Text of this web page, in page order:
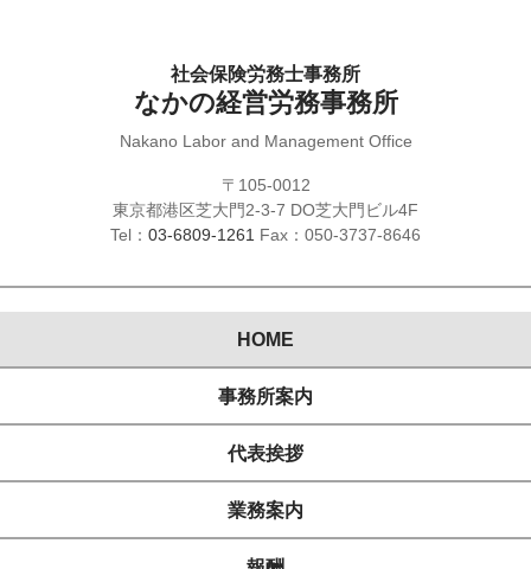
社会保険労務士事務所
なかの経営労務事務所
Nakano Labor and Management Office
〒105-0012
東京都港区芝大門2-3-7 DO芝大門ビル4F
Tel： 03-6809-1261 Fax：050-3737-8646
HOME
事務所案内
代表挨拶
業務案内